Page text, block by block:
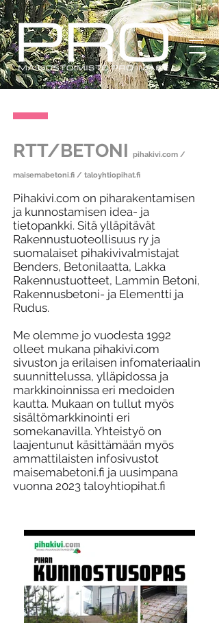
RTT/BETONI pihakivi.com /
maisemabetoni.fi / taloyhtiopihat.fi
Pihakivi.com on piharakentamisen
ja kunnostamisen idea- ja
tietopankki. Sitä ylläpitävät
Rakennustuoteollisuus ry ja
suomalaiset pihakivivalmistajat
Benders, Betonilaatta, Lakka
Rakennustuotteet, Lammin Betoni,
Rakennusbetoni- ja Elementti ja
Rudus.
Me olemme jo vuodesta 1992
olleet mukana pihakivi.com
sivuston ja erilaisen infomateriaalin
suunnittelussa, ylläpidossa ja
markkinoinnissa eri medoiden
kautta. Mukaan on tullut myös
sisältömarkkinointi eri
somekanavilla. Yhteistyö on
laajentunut käsittämään myös
ammattilaisten infosivustot
maisemabetoni.fi ja uusimpana
vuonna 2023 taloyhtiopihat.fi